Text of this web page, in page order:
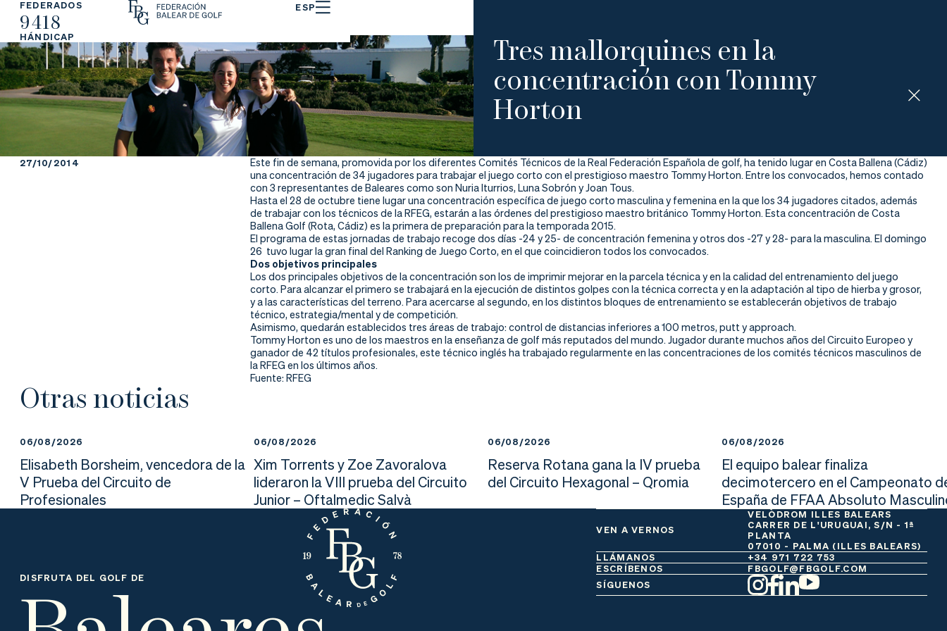
FEDERADOS
9418
HÁNDICAP
ESP
La
Fe
de
ra
ci
Fe
de
ra
rs
e
Ju
ga
r
d
Tres mallorquines en la
concentración con Tommy
Horton
27/10/2014
Este fin de semana, promovida por los diferentes Comités Técnicos de la Real Federación Española de golf, ha tenido lugar en Costa Ballena (Cádiz)
una concentración de 34 jugadores para trabajar el juego corto con el prestigioso maestro Tommy Horton. Entre los convocados, hemos contado
con 3 representantes de Baleares como son Nuria Iturrios, Luna Sobrón y Joan Tous.
Hasta el 28 de octubre tiene lugar una concentración específica de juego corto masculina y femenina en la que los 34 jugadores citados, además
de trabajar con los técnicos de la RFEG, estarán a las órdenes del prestigioso maestro británico Tommy Horton. Esta concentración de Costa
Ballena Golf (Rota, Cádiz) es la primera de preparación para la temporada 2015.
El programa de estas jornadas de trabajo recoge dos días -24 y 25- de concentración femenina y otros dos -27 y 28- para la masculina. El domingo
26 tuvo lugar la gran final del Ranking de Juego Corto, en el que coincidieron todos los convocados.
Dos objetivos principales
Los dos principales objetivos de la concentración son los de imprimir mejorar en la parcela técnica y en la calidad del entrenamiento del juego
corto. Para alcanzar el primero se trabajará en la ejecución de distintos golpes con la técnica correcta y en la adaptación al tipo de hierba y grosor,
y a las características del terreno. Para acercarse al segundo, en los distintos bloques de entrenamiento se establecerán objetivos de trabajo
técnico, estrategia/mental y de competición.
Asimismo, quedarán establecidos tres áreas de trabajo: control de distancias inferiores a 100 metros, putt y approach.
Tommy Horton es uno de los maestros en la enseñanza de golf más reputados del mundo. Jugador durante muchos años del Circuito Europeo y
ganador de 42 títulos profesionales, este técnico inglés ha trabajado regularmente en las concentraciones de los comités técnicos masculinos de
la RFEG en los últimos años.
Fuente: RFEG
Otras noticias
06/08/2026
Elisabeth Borsheim, vencedora de la
V Prueba del Circuito de
Profesionales
06/08/2026
Xim Torrents y Zoe Zavoralova
lideraron la VIII prueba del Circuito
Junior – Oftalmedic Salvà
06/08/2026
Reserva Rotana gana la IV prueba
del Circuito Hexagonal – Qromia
06/08/2026
El equipo balear finaliza
decimotercero en el Campeonato
España de FFAA Absoluto
DISFRUTA DEL GOLF DE
VEN A VERNOS
VELÒDROM ILLES BALEARS
CARRER DE L'URUGUAI, S/N - 1ª
PLANTA
07010 - PALMA (ILLES BALEARS)
LLÁMANOS
+34 971 722 753
ESCRÍBENOS
FBGOLF@FBGOLF.COM
SÍGUENOS